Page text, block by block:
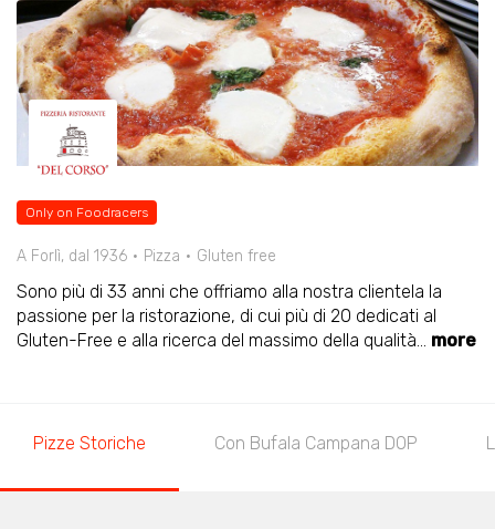
Only on Foodracers
A Forlì, dal 1936 Pizza Gluten free
Sono più di 33 anni che offriamo alla nostra clientela la
passione per la ristorazione, di cui più di 20 dedicati al
Gluten-Free e alla ricerca del massimo della qualità... more
Pizze Storiche Con Bufala Campana DOP